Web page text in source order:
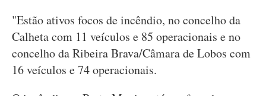
"Estão ativos focos de incêndio, no concelho da
Calheta com 11 veículos e 85 operacionais e no
concelho da Ribeira Brava/Câmara de Lobos com
16 veículos e 74 operacionais.